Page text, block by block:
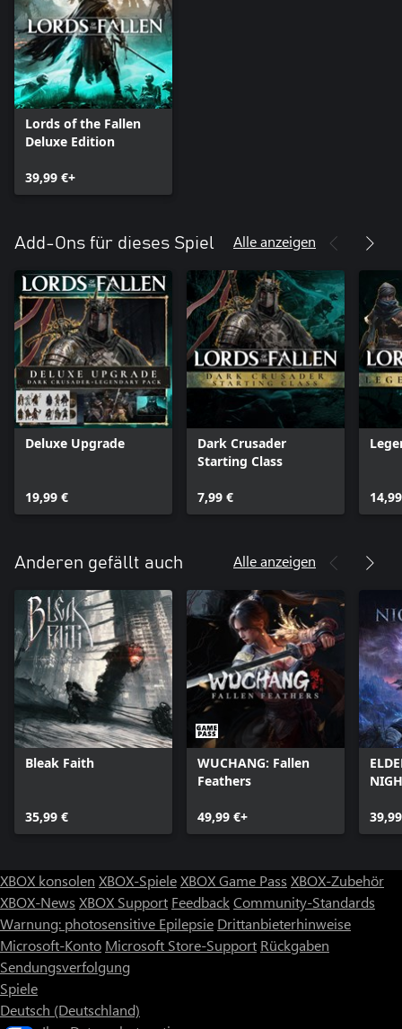
Lords of the Fallen
Deluxe Edition
39,99 €+
Add-Ons für dieses Spiel Alle anzeigen
Deluxe Upgrade
19,99 €
Dark Crusader
Starting Class
7,99 €
Anderen gefällt auch Alle anzeigen
Bleak Faith
35,99 €
WUCHANG: Fallen
Feathers
49,99 €+
XBOX konsolen XBOX-SpieleXBOX Game Pass XBOX-Zubehör
XBOX-News XBOX Support FeedbackCommunity-Standards
Warnung: photosensitive Epilepsie Drittanbieterhinweise
Microsoft-Konto Microsoft Store-Support Rückgaben
Sendungsverfolgung
Spiele
Deutsch (Deutschland)